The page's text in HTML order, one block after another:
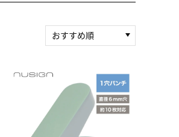
おすすめ順
積算マイル率（高い
順）
人気順
レビュー件数（多い
レビュー評価（高い